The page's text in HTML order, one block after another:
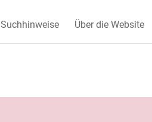
Suchhinweise Über die Website